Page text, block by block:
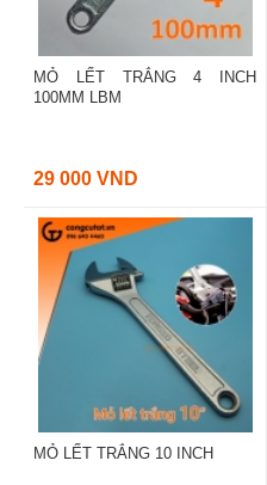
MỎ LẾT TRẮNG 4 INCH
100MM LBM
29 000 VND
MỎ LẾT TRẮNG 10 INCH